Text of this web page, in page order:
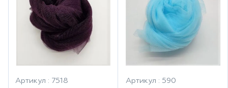
Артикул : 7518 Артикул : 590